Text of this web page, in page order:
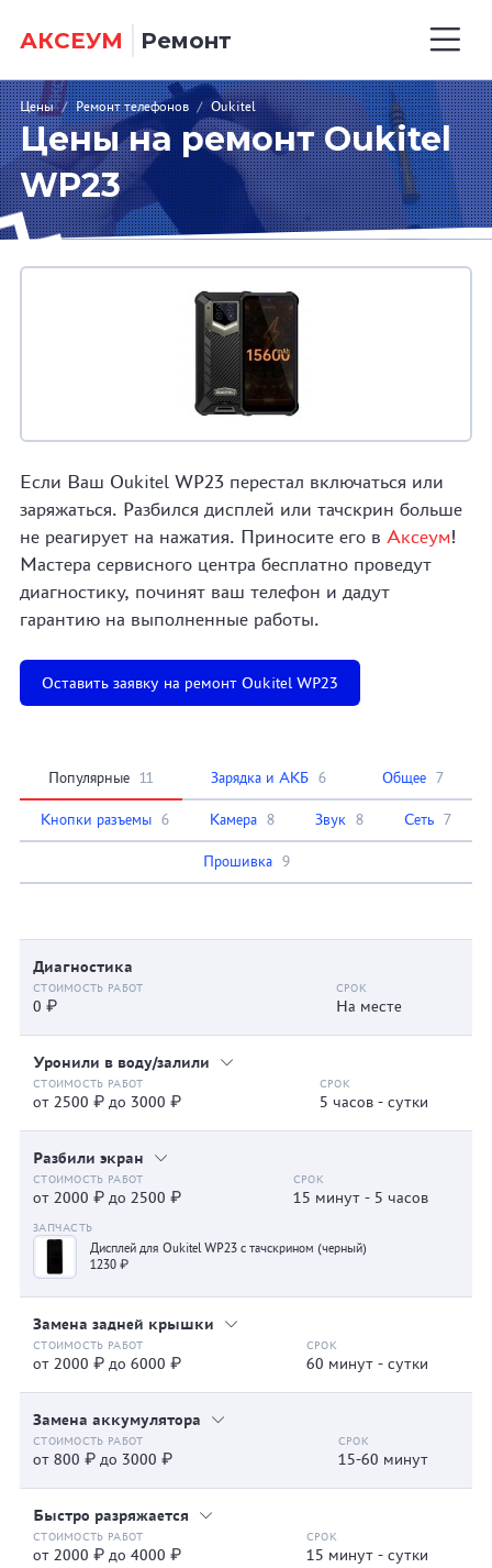
АКСЕУМ Ремонт
Цены / Ремонт телефонов / Oukitel
Цены на ремонт Oukitel
WP23
Если Ваш Oukitel WP23 перестал включаться или
заряжаться. Разбился дисплей или тачскрин больше
не реагирует на нажатия. Приносите его в Аксеум!
Мастера сервисного центра бесплатно проведут
диагностику, починят ваш телефон и дадут
гарантию на выполненные работы.
Оставить заявку на ремонт Oukitel WP23
Популярные 11 Зарядка и АКБ 6 Общее 7
Кнопки разъемы 6 Камера 8 Звук 8 Сеть 7
Прошивка 9
Диагностика
0 ₽ На месте
Уронили в воду/залили
от 2500 ₽ до 3000 ₽ 5 часов - сутки
Разбили экран
от 2000 ₽ до 2500 ₽ 15 минут - 5 часов
Дисплей для Oukitel WP23 с тачскрином (черный)
1230 ₽
Замена задней крышки
от 2000 ₽ до 6000 ₽ 60 минут - сутки
Замена аккумулятора
от 800 ₽ до 3000 ₽ 15-60 минут
Быстро разряжается
от 2000 ₽ до 4000 ₽ 15 минут - сутки